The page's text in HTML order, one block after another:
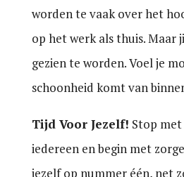
worden te vaak over het
op het werk als thuis. Maar
gezien te worden. Voel je
schoonheid komt van
Tijd Voor Jezelf! Stop
iedereen en begin met
jezelf op nummer één, net